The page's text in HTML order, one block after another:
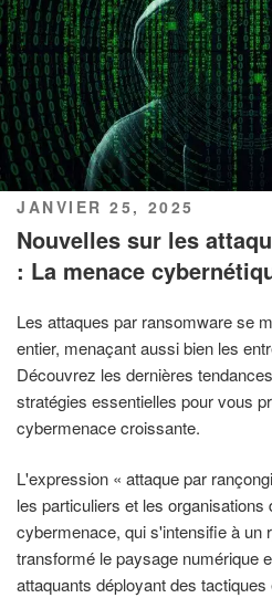
PUBLIÉ
LE
JANVIER 25, 2025
Nouvelles sur les
: La menace
Les attaques par ransomware se
entier, menaçant aussi bien les
Découvrez les dernières
stratégies essentielles pour vous
cybermenace croissante.
L'expression « attaque par
les particuliers et les organisations
cybermenace, qui s'intensifie à un
transformé le paysage numérique
attaquants déployant des